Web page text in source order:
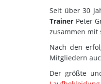
Seit über 30
Trainer Peter
zusammen mit
Nach den
Mitgliedern
Der größte